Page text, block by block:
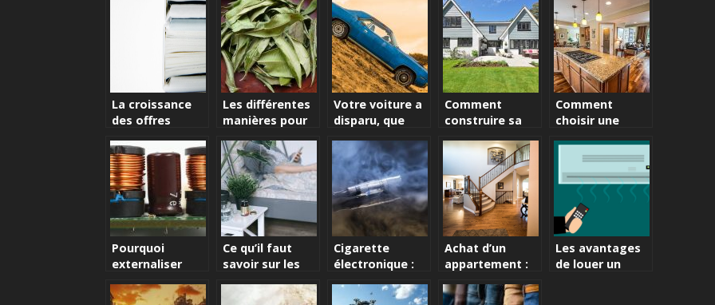
gratuitement
de la musique
sur telephone
travail des
entreprises
leurs critères de
sélection!
augmenter une
estimation
maison ?
La croissance
des offres
des maisons en
ligne
Les différentes
manières pour
Votre voiture a
disparu, que
Comment
construire sa
fonction des
enfants?
Comment
choisir une
son bien-être ?
Pourquoi
externaliser
electronique ?
Ce qu’il faut
savoir sur les
anticancéreux
Cigarette
électronique :
considérables
Achat d’un
appartement :
conseils avant
Les avantages
de louer un